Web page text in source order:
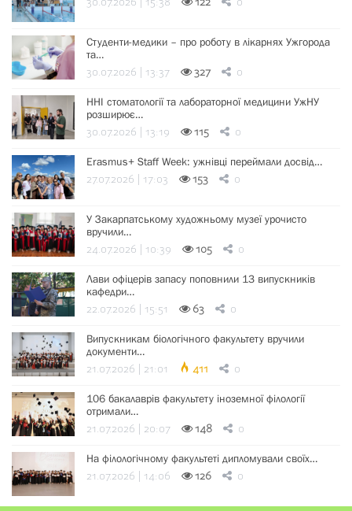
Студенти-медики – про роботу в лікарнях Ужгорода
та…
30.07.2026 | 13:37 327 0
ННІ стоматології та лабораторної медицини УжНУ
розширює…
30.07.2026 | 13:19 115 0
Erasmus+ Staff Week: ужнівці переймали досвід…
27.07.2026 | 17:03 153 0
У Закарпатському художньому музеї урочисто
вручили…
24.07.2026 | 10:39 105 0
Лави офіцерів запасу поповнили 13 випускників
кафедри…
22.07.2026 | 15:51 63 0
Випускникам біологічного факультету вручили
документи…
21.07.2026 | 21:01 411 0
106 бакалаврів факультету іноземної філології
отримали…
21.07.2026 | 20:07 148 0
На філологічному факультеті дипломували своїх…
21.07.2026 | 14:06 126 0